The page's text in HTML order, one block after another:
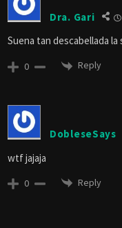
Dra. Gari
Suena tan descabellada
0 Reply
DobleseSays
wtf jajaja
0 Reply